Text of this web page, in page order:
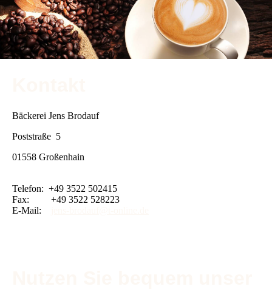
Bäckerei Jens Brodauf
Poststraße 5
01558 Großenhain
Telefon: +49 3522 502415
Fax: +49 3522 528223
E-Mail: